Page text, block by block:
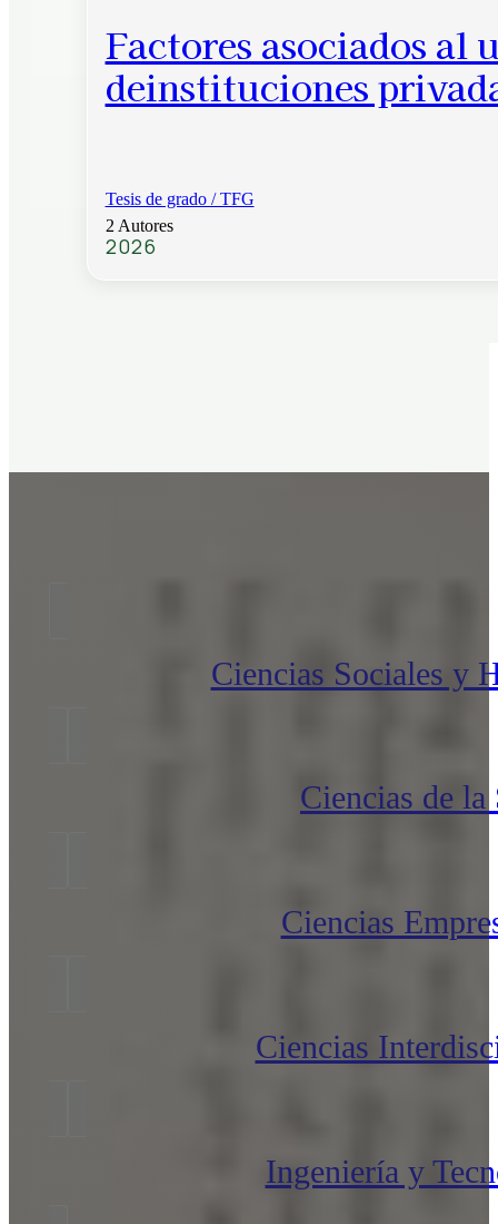
Factores asociados
deinstituciones
Tesis de grado / TFG
2 Autores
2026
Ciencias Sociales y
Ciencias de la
Ciencias
Ciencias
Ingeniería y